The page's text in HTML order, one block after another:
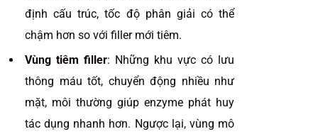
định cấu trúc, tốc độ phân giải có thể
chậm hơn so với filler mới tiêm.
Vùng tiêm filler: Những khu vực có lưu
thông máu tốt, chuyển động nhiều như
mặt, môi thường giúp enzyme phát huy
tác dụng nhanh hơn. Ngược lại, vùng mô